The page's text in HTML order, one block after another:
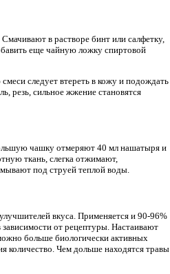
в растворе бинт или салфетку,
еще чайную ложку спиртовой
следует втереть в кожу и подождать
резь, сильное жжение становятся
чашку отмеряют 40 мл нашатыря и
ткань, слегка отжимают,
под струей теплой воды.
вкуса. Применяется и 90-96%
от рецептуры. Настаивают
больше биологически активных
количество. Чем дольше находятся травы